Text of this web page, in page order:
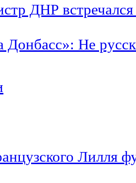
ДНР встречался
Донбасс»: Не
Лилля